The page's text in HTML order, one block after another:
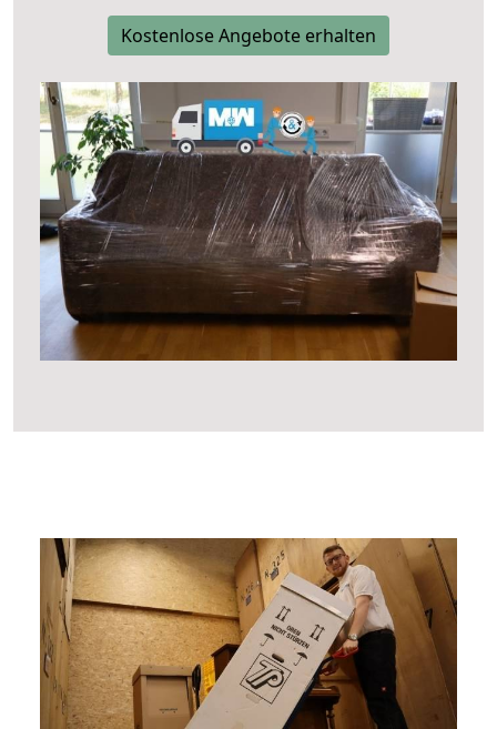
Kostenlose Angebote erhalten